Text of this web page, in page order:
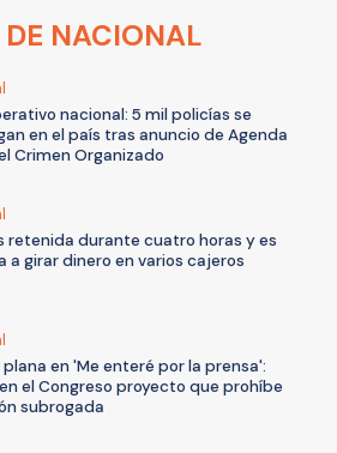
NACIONAL
nacional: 5 mil policías se
en el país tras anuncio de Agenda
Crimen Organizado
retenida durante cuatro horas y es
a girar dinero en varios cajeros
en 'Me enteré por la prensa':
el Congreso proyecto que prohíbe
subrogada